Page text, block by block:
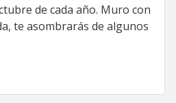
de cada año. Muro con
te asombrarás de algunos